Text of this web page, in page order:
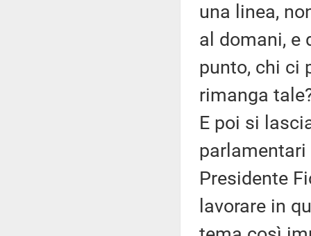
una linea,
al domani, e
punto, chi ci
rimanga
E poi si
parlamentari
Presidente
lavorare in